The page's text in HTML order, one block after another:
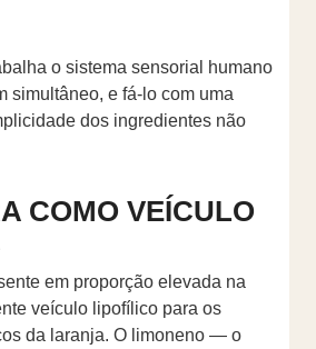
o sistema sensorial humano
simultâneo, e fá-lo com uma
dos ingredientes não
COMO VEÍCULO
em proporção elevada na
veículo lipofílico para os
da laranja. O limoneno — o